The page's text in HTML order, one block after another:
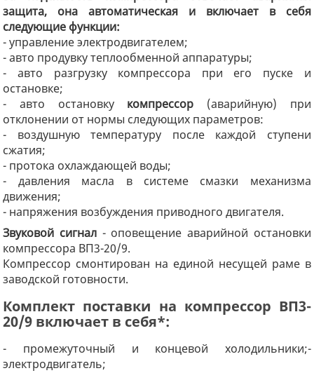
защита, она автоматическая и включает в себя
следующие функции:
- управление электродвигателем;
- авто продувку теплообменной аппаратуры;
- авто разгрузку компрессора при его пуске и
остановке;
- авто остановку компрессор (аварийную) при
отклонении от нормы следующих параметров:
- воздушную температуру после каждой ступени
сжатия;
- протока охлаждающей воды;
- давления масла в системе смазки механизма
движения;
- напряжения возбуждения приводного двигателя.
Звуковой сигнал - оповещение аварийной остановки
компрессора ВП3-20/9.
Компрессор смонтирован на единой несущей раме в
заводской готовности.
Комплект поставки на компрессор ВП3-
20/9 включает в себя*:
- промежуточный и концевой холодильники;-
электродвигатель;